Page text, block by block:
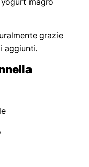
grazie
aggiunti.